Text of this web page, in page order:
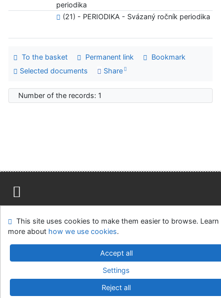
periodika
(21) - PERIODIKA - Svázaný ročník periodika
To the basket Permanent link
Bookmark
Selected documents
Share
Number of the records: 1
Feedback form
Cookie settings
Univerzitní knihovna - Univerzita Hradec Králové
©1993-2026IPACv.4.8.63a-Cosmotron Slovakia, s.r.o.
This site uses cookies to make them easier to browse. Learn
more about how we use cookies.
Accept all
Settings
Reject all